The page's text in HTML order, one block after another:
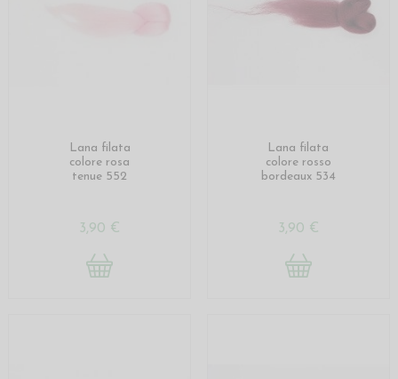
Lana filata
colore rosa
tenue 552
3,90 €
Lana filata
colore rosso
bordeaux 534
3,90 €